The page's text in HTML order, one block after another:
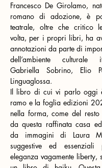
Francesco De Girolamo,
romano di adozione, è
teatrale, oltre che critico
volta, per i propri libri, ha
annotazioni da parte di
dell’ambiente culturale
Gabriella Sobrino, Elio
Linguaglossa.
Il libro di cui vi parlo oggi
ramo e la foglia edizioni
nella forma, come del
da questa raffinata casa
da immagini di Laura
suggestive ed
eleganza vagamente liberty,